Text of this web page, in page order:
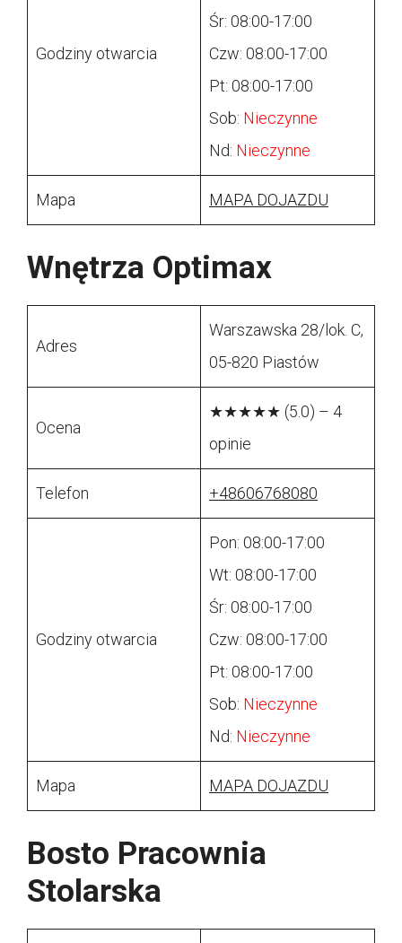
Godziny otwarcia
Śr: 08:00-17:00
Czw: 08:00-17:00
Pt: 08:00-17:00
Sob: Nieczynne
Nd: Nieczynne
Mapa MAPA DOJAZDU
Wnętrza Optimax
Adres
Warszawska 28/lok. C,
05-820 Piastów
Ocena
★★★★★ (5.0) – 4
opinie
Telefon +48606768080
Godziny otwarcia
Pon: 08:00-17:00
Wt: 08:00-17:00
Śr: 08:00-17:00
Czw: 08:00-17:00
Pt: 08:00-17:00
Sob: Nieczynne
Nd: Nieczynne
Mapa MAPA DOJAZDU
Bosto Pracownia
Stolarska